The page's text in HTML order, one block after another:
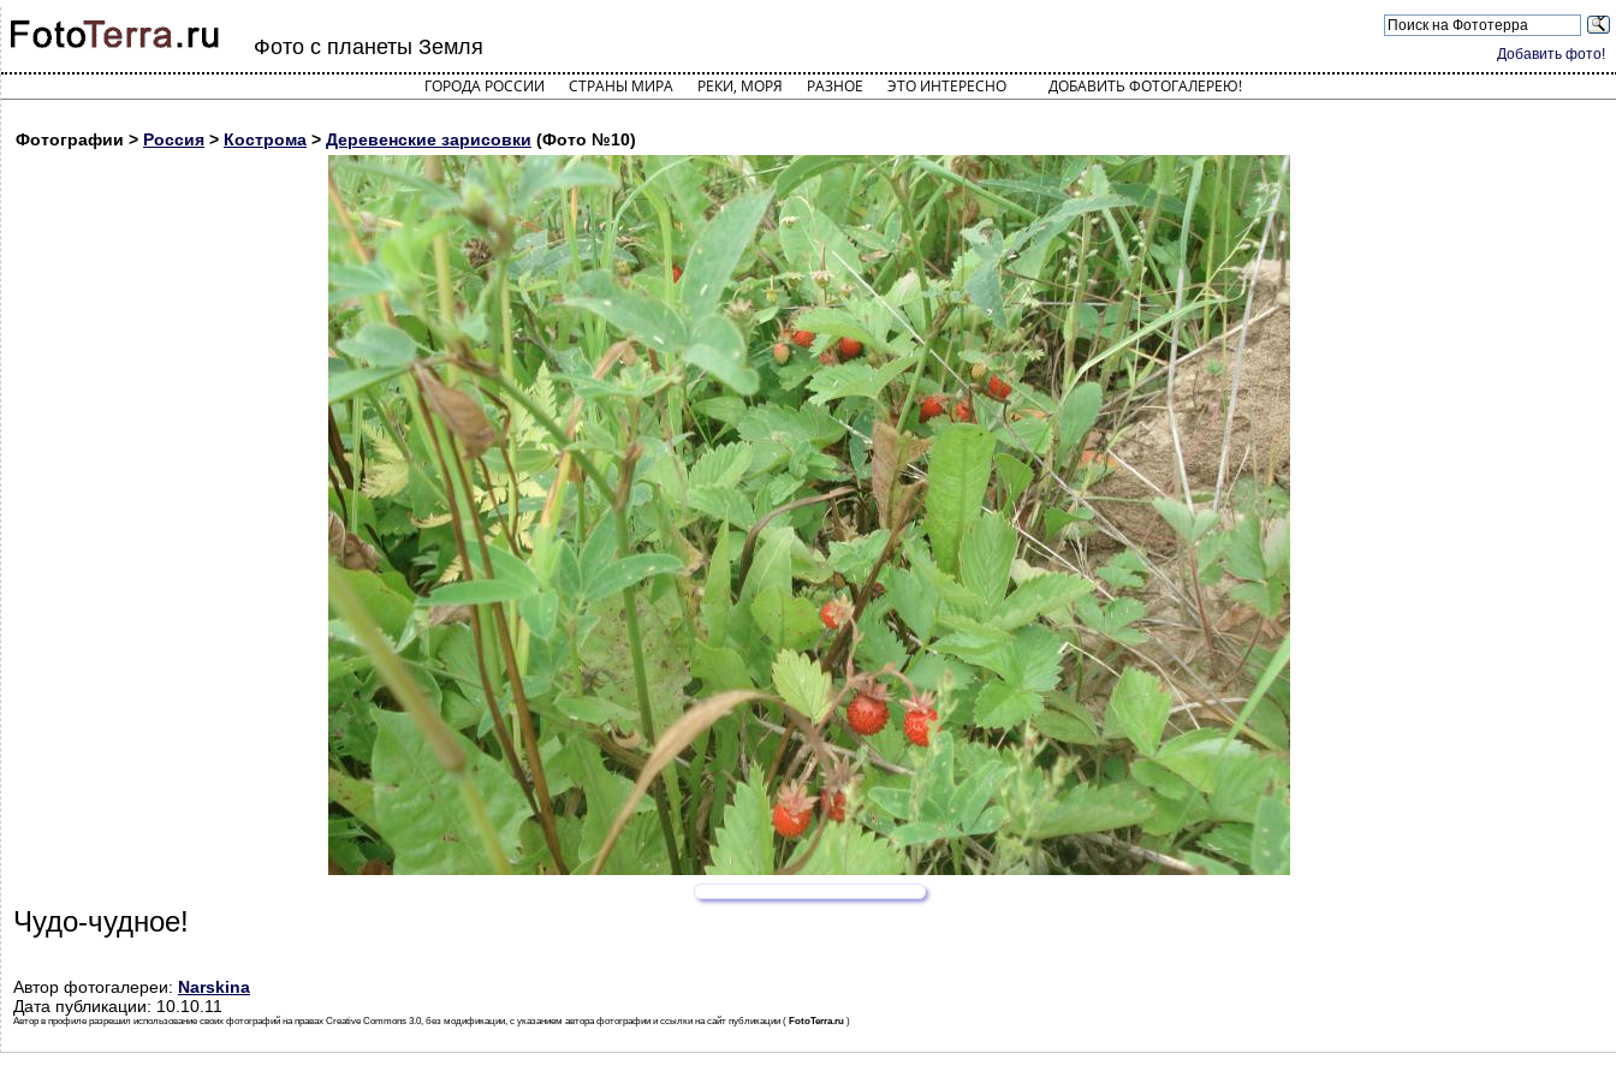
Добавить фото!
Фото с планеты Земля
ГОРОДА РОССИИ СТРАНЫ МИРА РЕКИ, МОРЯ РАЗНОЕ ЭТО ИНТЕРЕСНО ДОБАВИТЬ ФОТОГАЛЕРЕЮ!
Фотографии > Россия > Кострома > Деревенские зарисовки (Фото №10)
Чудо-чудное!
Автор фотогалереи: Narskina
Дата публикации: 10.10.11
Автор в профиле разрешил использование своих фотографий на правах Creative Commons 3.0, без модификации, с указанием автора фотографии и ссылки на сайт публикации ( FotoTerra.ru )